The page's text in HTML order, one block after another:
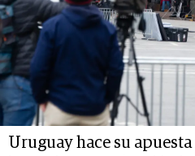
Uruguay hace su